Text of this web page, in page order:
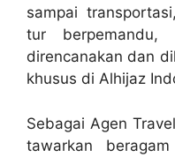
sampai
tur berpemandu,
direncanakan dan
khusus di Alhijaz
Sebagai Agen
tawarkan